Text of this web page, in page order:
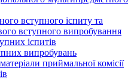
вступного іспиту та
вступного випробування
іспитів
випробувань
приймальної комісії